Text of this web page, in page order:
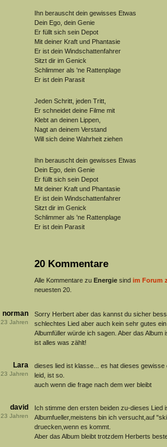
Ihn berauscht dein gewisses Etwas
Dein Ego, dein Genie
Er füllt sich sein Depot
Mit deiner Kraft und Phantasie
Er ist dein Windschattenfahrer
Sitzt dir im Genick
Schlimmer als 'ne Rattenplage
Er ist dein Parasit
Jeden Schritt, jeden Tritt,
Er schneidet deine Filme mit
Klebt an deinen Lippen,
Nagt an deinem Verstand
Will sich deine Wahrheit ziehen
Ihn berauscht dein gewisses Etwas
Dein Ego, dein Genie
Er füllt sich sein Depot
Mit deiner Kraft und Phantasie
Er ist dein Windschattenfahrer
Sitzt dir im Genick
Schlimmer als 'ne Rattenplage
Er ist dein Parasit
20 Kommentare
Alle Kommentare zu Energiesind im Forum
neuesten 20.
norman
23 Jahren
Sorry Herbert aber das kannst du sicher
schlechtes Lied aber auch kein sehr gutes
Albumfüller würde ich sagen. Aber das Album
ist alles was zählt!
Lara
23 Jahren
dieses lied ist klasse... es hat dieses gewisse
leid, ist so.
auch wenn die frage nach dem wer bleibt
david
23 Jahren
Ich stimme den ersten beiden zu-dieses Lied
Albumfueller,meistens bin ich versucht,auf
druecken,wenn es kommt.
Aber das Album bleibt trotzdem Herberts